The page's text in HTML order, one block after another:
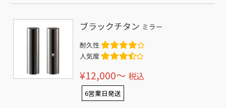
ブラックチタン ミラー
耐久性
人気度
¥12,000〜 税込
6営業日発送